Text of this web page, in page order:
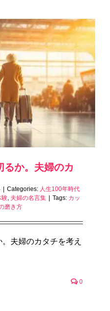
るか。夫婦のカ
| Categories: 人生100年時代
験 夫婦の名言集 | Tags: カッ
磨き方
夫婦のカタチを考え
0